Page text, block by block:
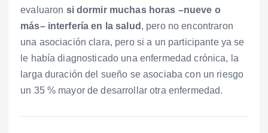
evaluaron si dormir muchas horas –nueve o
más– interfería en la salud , pero no encontraron
una asociación clara, pero si a un participante ya se
le había diagnosticado una enfermedad crónica, la
larga duración del sueño se asociaba con un riesgo
un 35 % mayor de desarrollar otra enfermedad.